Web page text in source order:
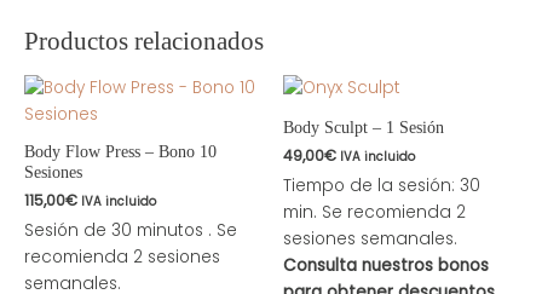
Productos relacionados
Body Flow Press – Bono 10
Sesiones
115,00€ IVA incluido
Sesión de 30 minutos . Se
recomienda 2 sesiones
semanales.
Body Sculpt – 1 Sesión
49,00€ IVA incluido
Tiempo de la sesión: 30
min. Se recomienda 2
sesiones semanales.
Consulta nuestros bonos